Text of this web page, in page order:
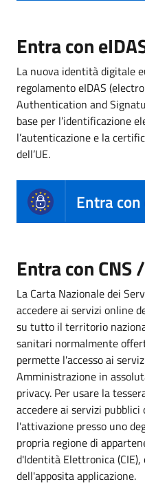
Entra con
La nuova identità digitale
regolamento eIDAS
Authentication and
base per l’identificazione
l’autenticazione e la
dell’UE.
Entra con
Entra con CNS
La Carta Nazionale dei
accedere ai servizi online
su tutto il territorio
sanitari normalmente
permette l'accesso ai
Amministrazione in
privacy. Per usare la
accedere ai servizi
l'attivazione presso uno
propria regione di
d'Identità Elettronica
dell'apposita applicazione.